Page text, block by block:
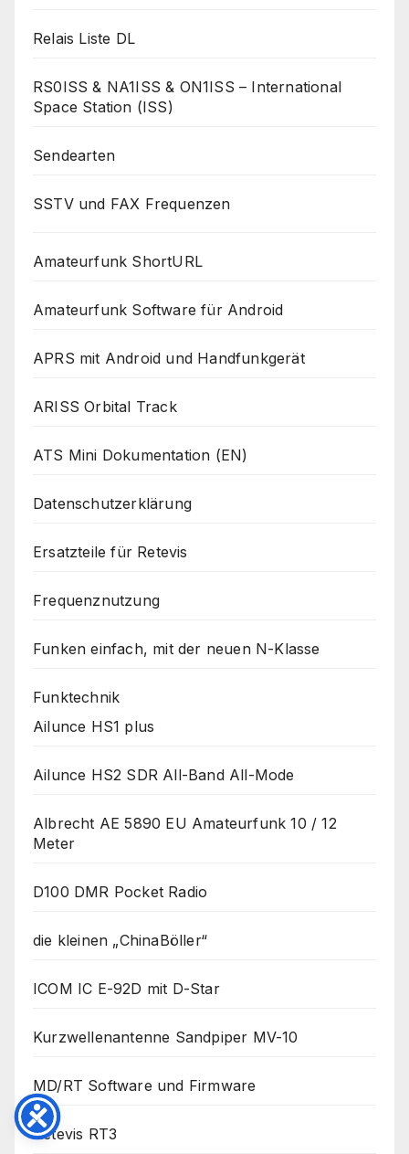
Relais Liste DL
RS0ISS & NA1ISS & ON1ISS – International
Space Station (ISS)
Sendearten
SSTV und FAX Frequenzen
Amateurfunk ShortURL
Amateurfunk Software für Android
APRS mit Android und Handfunkgerät
ARISS Orbital Track
ATS Mini Dokumentation (EN)
Datenschutzerklärung
Ersatzteile für Retevis
Frequenznutzung
Funken einfach, mit der neuen N-Klasse
Funktechnik
Ailunce HS1 plus
Ailunce HS2 SDR All-Band All-Mode
Albrecht AE 5890 EU Amateurfunk 10 / 12
Meter
D100 DMR Pocket Radio
die kleinen „ChinaBöller“
ICOM IC E-92D mit D-Star
Kurzwellenantenne Sandpiper MV-10
MD/RT Software und Firmware
Retevis RT3